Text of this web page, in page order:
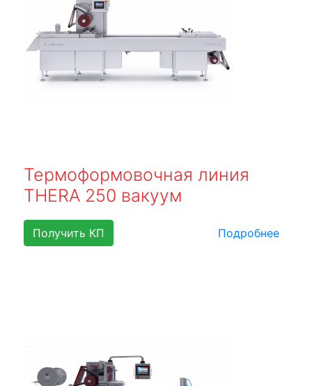
Термоформовочная линия
THERA 250 вакуум
Получить КП Подробнее